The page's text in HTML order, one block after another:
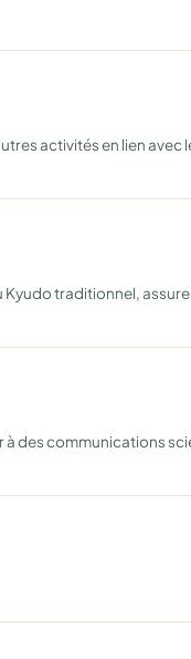
activités en lien avec
traditionnel,
des communications